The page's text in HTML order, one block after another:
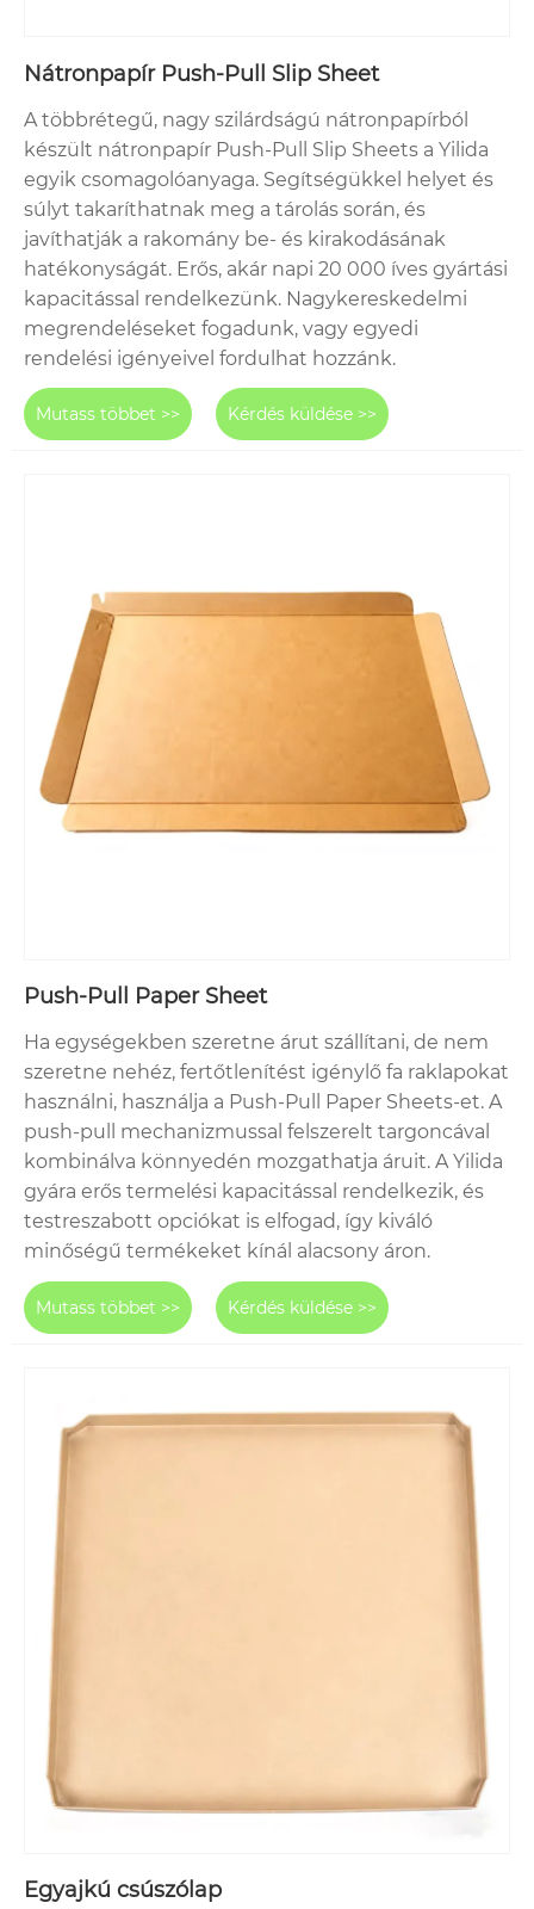
Nátronpapír Push-Pull Slip Sheet
A többrétegű, nagy szilárdságú nátronpapírból
készült nátronpapír Push-Pull Slip Sheets a Yilida
egyik csomagolóanyaga. Segítségükkel helyet és
súlyt takaríthatnak meg a tárolás során, és
javíthatják a rakomány be- és kirakodásának
hatékonyságát. Erős, akár napi 20 000 íves gyártási
kapacitással rendelkezünk. Nagykereskedelmi
megrendeléseket fogadunk, vagy egyedi
rendelési igényeivel fordulhat hozzánk.
Mutass többet >> Kérdés küldése >>
Push-Pull Paper Sheet
Ha egységekben szeretne árut szállítani, de nem
szeretne nehéz, fertőtlenítést igénylő fa raklapokat
használni, használja a Push-Pull Paper Sheets-et. A
push-pull mechanizmussal felszerelt targoncával
kombinálva könnyedén mozgathatja áruit. A Yilida
gyára erős termelési kapacitással rendelkezik, és
testreszabott opciókat is elfogad, így kiváló
minőségű termékeket kínál alacsony áron.
Mutass többet >> Kérdés küldése >>
Egyajkú csúszólap